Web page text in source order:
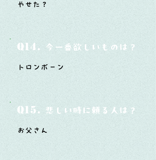
やせた？
Q14. 今一番欲しいものは？
トロンボーン
Q15. 悲しい時に頼る人は？
お父さん